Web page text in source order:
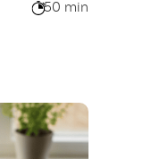
50 min